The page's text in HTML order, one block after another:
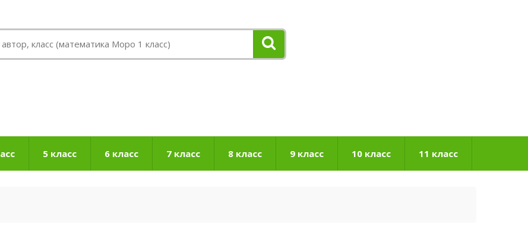
5 класс 6 класс 7 класс 8 класс 9 класс 10 класс 11 класс